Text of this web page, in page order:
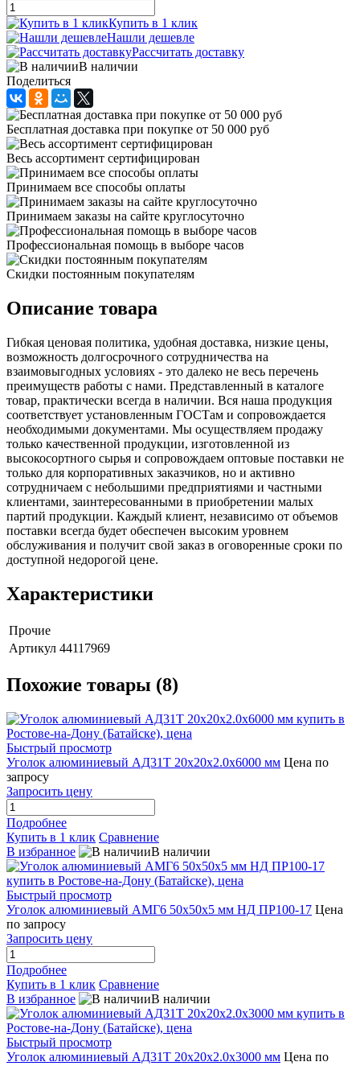
Купить в 1 клик
Нашли дешевле
Рассчитать доставку
В наличии
Поделиться
Бесплатная доставка при покупке от 50 000 руб
Весь ассортимент сертифицирован
Принимаем все способы оплаты
Принимаем заказы на сайте круглосуточно
Профессиональная помощь в выборе часов
Скидки постоянным покупателям
Описание товара
Гибкая ценовая политика, удобная доставка, низкие цены,
возможность долгосрочного сотрудничества на
взаимовыгодных условиях - это далеко не весь перечень
преимуществ работы с нами. Представленный в каталоге
товар, практически всегда в наличии. Вся наша продукция
соответствует установленным ГОСТам и сопровождается
необходимыми документами. Мы осуществляем продажу
только качественной продукции, изготовленной из
высокосортного сырья и сопровождаем оптовые поставки не
только для корпоративных заказчиков, но и активно
сотрудничаем с небольшими предприятиями и частными
клиентами, заинтересованными в приобретении малых
партий продукции. Каждый клиент, независимо от объемов
поставки всегда будет обеспечен высоким уровнем
обслуживания и получит свой заказ в оговоренные сроки по
доступной недорогой цене.
Характеристики
Прочие
Артикул 44117969
Похожие товары (8)
Быстрый просмотр
Уголок алюминиевый АД31Т 20х20х2.0х6000 мм Цена по
запросу
Запросить цену
Подробнее
Купить в 1 клик Сравнение
В избранное
В наличии
Быстрый просмотр
Уголок алюминиевый АМГ6 50х50х5 мм НД ПР100-17 Цена
по запросу
Запросить цену
Подробнее
Купить в 1 клик Сравнение
В избранное
В наличии
Быстрый просмотр
Уголок алюминиевый АД31Т 20х20х2.0х3000 мм Цена по